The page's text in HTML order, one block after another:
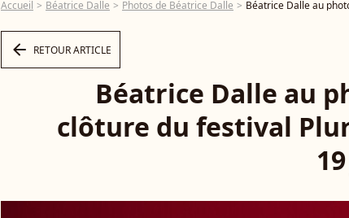
Accueil Béatrice Dalle Photos de Béatrice Dalle Béatrice Dalle au photocall
arrow_left RETOUR ARTICLE
Béatrice Dalle au
clôture du festival